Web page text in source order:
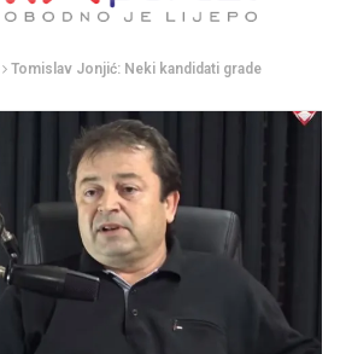
Tomislav Jonjić: Neki kandidati grade